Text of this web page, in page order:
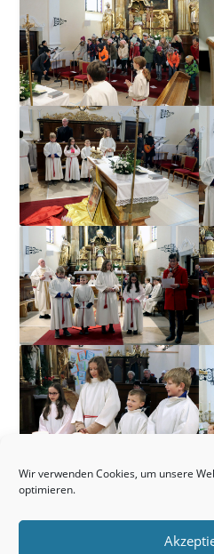
Wir verwenden Cookies, um unsere
optimieren.